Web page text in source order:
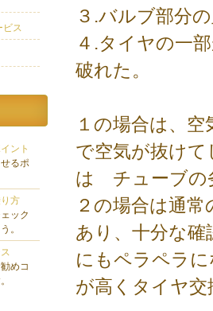
３.バルブ部分
４.タイヤの一
破れた。
１の場合は、
で空気が抜け
は チューブの
２の場合は通
あり、十分な
にもペラペラ
が高くタイヤ
ビス
ント
るポ
方
ック
。
めコ